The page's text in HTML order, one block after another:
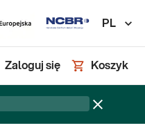
PL
Zaloguj się Koszyk